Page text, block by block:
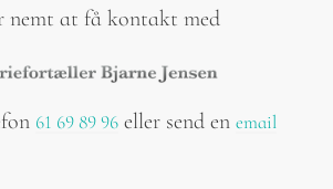
nemt at få kontakt med
61 69 89 96eller send en email